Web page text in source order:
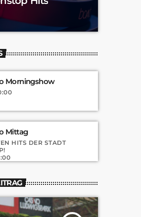
Morningshow
Mittag
HITS DER STADT